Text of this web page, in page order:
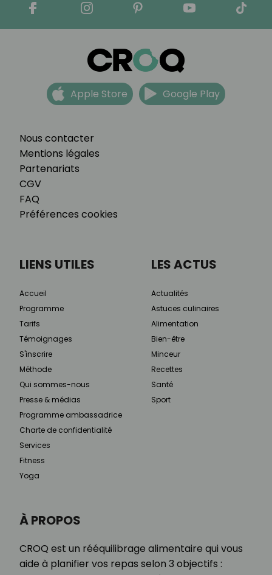
Nous contacter
Mentions légales
Partenariats
CGV
FAQ
Préférences cookies
Apple Store Google Play
À PROPOS
CROQ est un rééquilibrage alimentaire qui vous
aide à planifier vos repas selon 3 objectifs :
LIENS UTILES
Accueil
Programme
Tarifs
Témoignages
S'inscrire
Méthode
Qui sommes-nous
Presse & médias
Programme ambassadrice
Charte de confidentialité
Services
Fitness
Yoga
LES ACTUS
Actualités
Astuces culinaires
Alimentation
Bien-être
Minceur
Recettes
Santé
Sport